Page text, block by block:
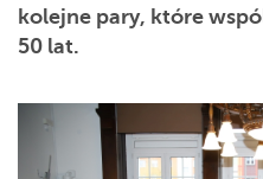
kolejne pary, które
50 lat.